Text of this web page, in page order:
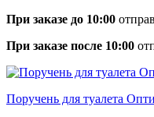
При заказе до 10:00
При заказе после 10:00
Поручень для туалета